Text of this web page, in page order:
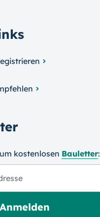
kosten­losen Bauletter: